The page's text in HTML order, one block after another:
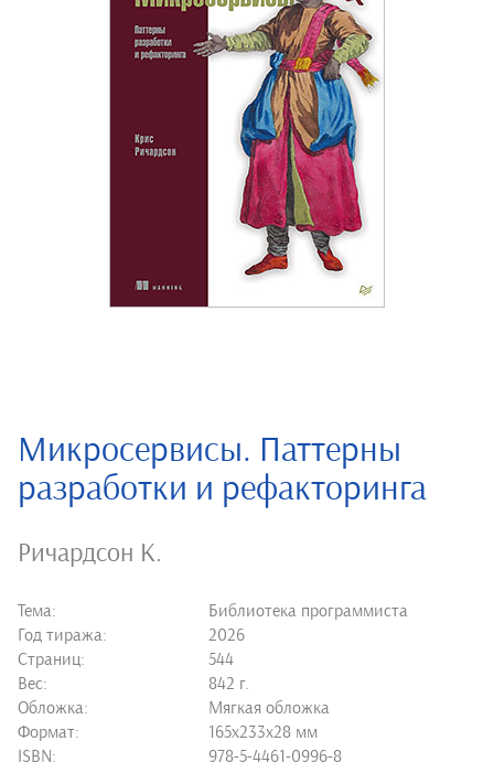
Микросервисы. Паттерны
разработки и рефакторинга
Ричардсон К.
Тема:
Библиотека программиста
Год тиража:
2026
Страниц:
544
Вес:
842 г.
Обложка:
Мягкая обложка
Формат:
165х233х28 мм
ISBN:
978-5-4461-0996-8